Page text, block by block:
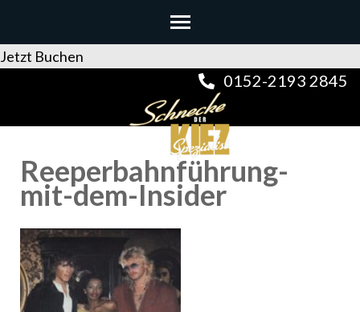
Jetzt Buchen
springen
drücken)
0152-2193 2845
DER KIEZSPEZIALIST
Reeperbahnführung-
mit-dem-Insider